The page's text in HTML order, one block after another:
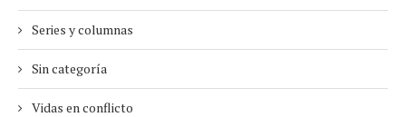
Series y columnas
Sin categoría
Vidas en conflicto